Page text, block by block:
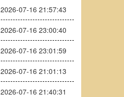
2026-07-16 21:57:43
2026-07-16 23:00:40
2026-07-16 23:01:59
2026-07-16 21:01:13
2026-07-16 21:40:31